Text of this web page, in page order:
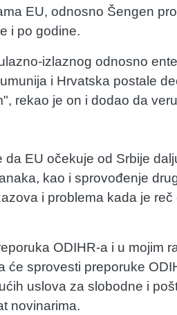
EU, odnosno Šengen
i po godine.
izlaznog odnosno
i Hrvatska postale
rekao je on i dodao da
EU očekuje od Srbije
kao i sprovođenje
i problema kada je reč
ODIHR-a i u mojim
će sprovesti preporuke
uslova za slobodne i
novinarima.